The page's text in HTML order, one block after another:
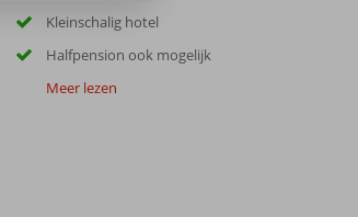
Kleinschalig hotel
Halfpension ook mogelijk
Meer lezen